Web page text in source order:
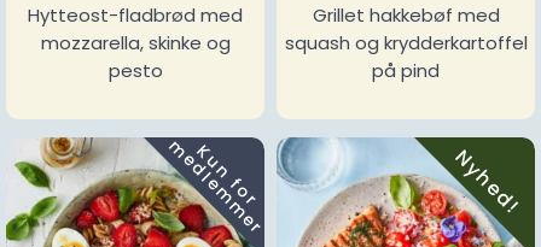
Hytteost-fladbrød med
mozzarella, skinke og
pesto
Grillet hakkebøf med
squash og krydderkartoffel
på pind
K
u
n
f
o
r
m
e
d
l
e
m
m
e
r Nyhed!